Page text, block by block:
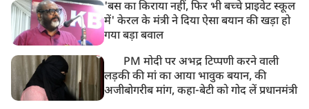
'बस का किराया नहीं, फिर भी बच्चे प्राइवेट स्कूल
में' केरल के मंत्री ने दिया ऐसा बयान की खड़ा हो
गया बड़ा बवाल
PM मोदी पर अभद्र टिप्पणी करने वाली
लड़की की मां का आया भावुक बयान, की
अजीबोगरीब मांग, कहा-बेटी को गोद लें प्रधानमंत्री